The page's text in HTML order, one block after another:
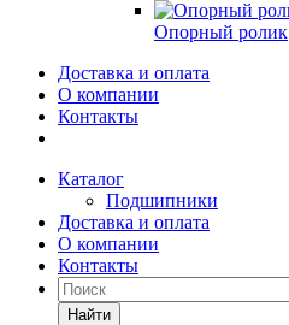
Опорный ролик
Доставка и оплата
О компании
Контакты
Каталог
Подшипники
Доставка и оплата
О компании
Контакты
Найти